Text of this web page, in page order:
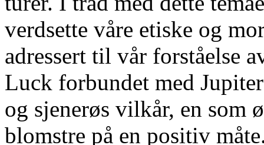
verdsette våre etiske og
adressert til vår forståelse
Luck forbundet med
og sjenerøs vilkår, en som
blomstre på en positiv